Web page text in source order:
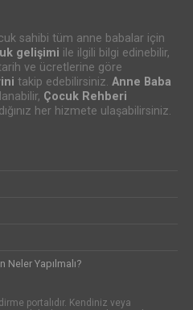
sahibi tüm anne babalar için
gelişimi ile ilgili bilgi edinebilir,
ve ücretlerine göre
takip edebilirsiniz. Anne Baba
Çocuk Rehberi
her hizmete ulaşabilirsiniz.
Neler Yapılmalı?
portalıdır. Kendiniz veya